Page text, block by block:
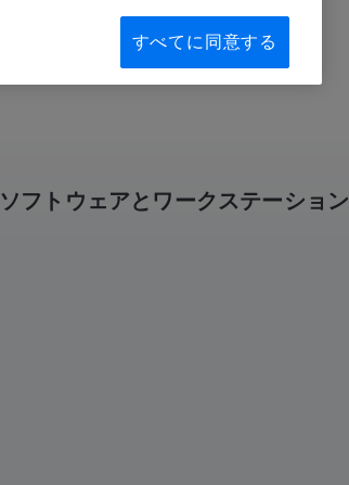
ソフトウェアとワークステーション
すべてに同意する